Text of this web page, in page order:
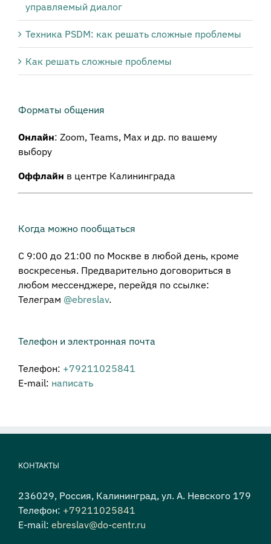
управляемый диалог
Техника PSDM: как решать сложные проблемы
Как решать сложные проблемы
Форматы общения
Онлайн: Zoom, Teams, Max и др. по вашему
выбору
Оффлайн в центре Калининграда
Когда можно пообщаться
С 9:00 до 21:00 по Москве в любой день, кроме
воскресенья. Предварительно договориться в
любом мессенджере, перейдя по ссылке:
Телеграм @ebreslav.
Телефон и электронная почта
Телефон: +79211025841
E-mail: написать
КОНТАКТЫ
236029, Россия, Калининград, ул. А. Невского 179
Телефон: +79211025841
E-mail: ebreslav@do-centr.ru